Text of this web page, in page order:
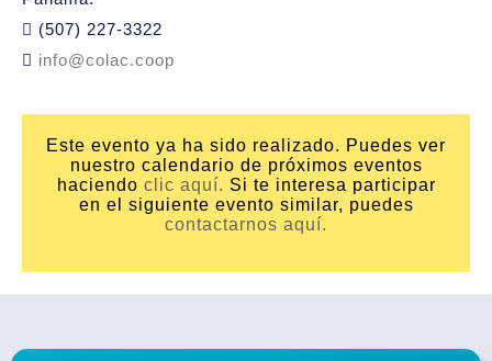
(507) 227-3322
info@colac.coop
Este evento ya ha sido realizado. Puedes ver
nuestro calendario de próximos eventos
haciendo clic aquí. Si te interesa participar
en el siguiente evento similar, puedes
contactarnos aquí.